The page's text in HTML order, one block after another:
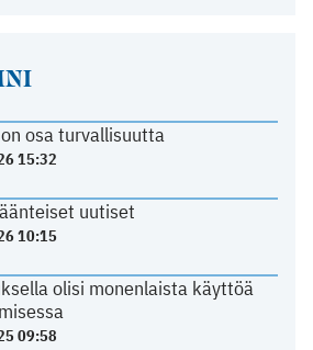
osa turvallisuutta
15:32
uutiset
10:15
olisi monenlaista käyttöä
09:58